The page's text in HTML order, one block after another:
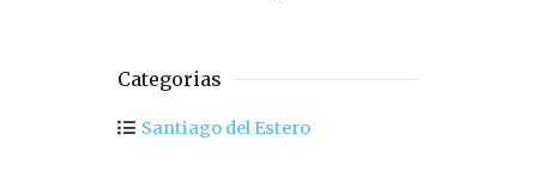
Categorias
Santiago del Estero